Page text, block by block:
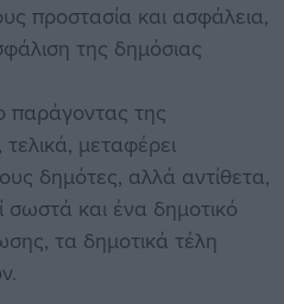
προστασία και ασφάλεια,
της δημόσιας
παράγοντας της
μεταφέρει
δημότες, αλλά αντίθετα,
και ένα δημοτικό
τα δημοτικά τέλη